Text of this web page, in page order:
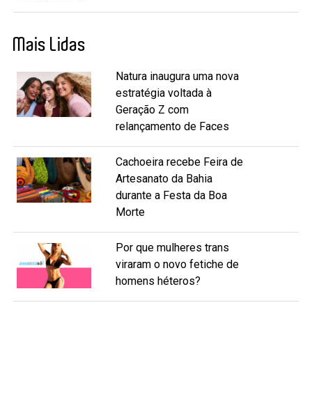
Mais Lidas
Natura inaugura uma nova
estratégia voltada à
Geração Z com
relançamento de Faces
Cachoeira recebe Feira de
Artesanato da Bahia
durante a Festa da Boa
Morte
Por que mulheres trans
viraram o novo fetiche de
homens héteros?